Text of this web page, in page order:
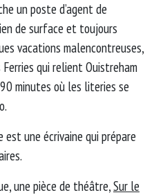
un poste d’agent de
de surface et toujours
vacations malencontreuses,
qui relient Ouistreham
minutes où les literies se
une écrivaine qui prépare
une pièce de théâtre,Sur le